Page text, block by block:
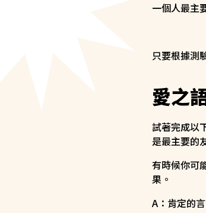
一個人最主
只要根據測
愛之
試著完成以
是最主要的
有時候你可
果。
A：肯定的